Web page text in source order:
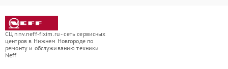
СЦ nnv.neff-fixim.ru - сеть сервисных
центров в Нижнем Новгороде по
ремонту и обслуживанию техники
Neff